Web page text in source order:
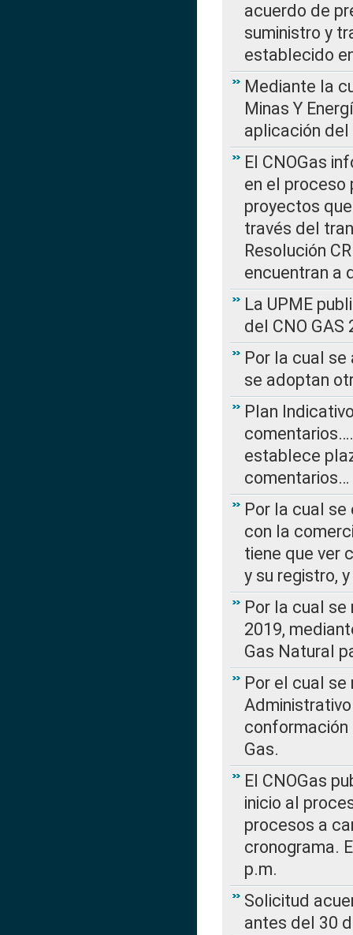
acuerdo de
suministro y
establecido
Mediante la
Minas Y
aplicación
El CNOGas
en el proceso
proyectos
través del
Resolución
encuentran a
La UPME
del CNO
Por la cual
se adoptan
Plan
establece
comentarios…
Por la cual
con la
tiene que ver
y su registro,
Por la cual
2019,
Gas Natural
Por el cual
conformación
Gas.
El CNOGas
inicio al
procesos a
cronograma.
p.m.
Solicitud
antes del 30